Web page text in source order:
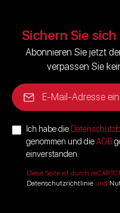
Sichern Sie
Abonnieren Sie jetzt
verpassen Sie
E-Mail-Adresse*
Ich habe die
genommen und dieAGB
einverstanden.
Diese Seite ist durch
Datenschutzrichtlinie und